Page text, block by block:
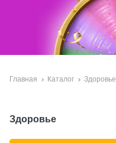
Главная Каталог Здоровье
Здоровье